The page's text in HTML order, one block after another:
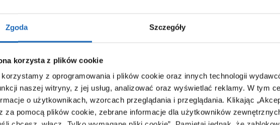
Zgoda Szczegóły
korzysta z plików cookie
korzystamy z oprogramowania i plików cookie oraz innych technologii
naszej witryny, z jej usług, analizować oraz wyświetlać reklamy. W tym
o użytkownikach, wzorcach przeglądania i przeglądania. Klikając
za pomocą plików cookie, zebrane informacje dla użytkowników